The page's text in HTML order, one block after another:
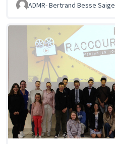
ADMR- Bertrand Besse Saige